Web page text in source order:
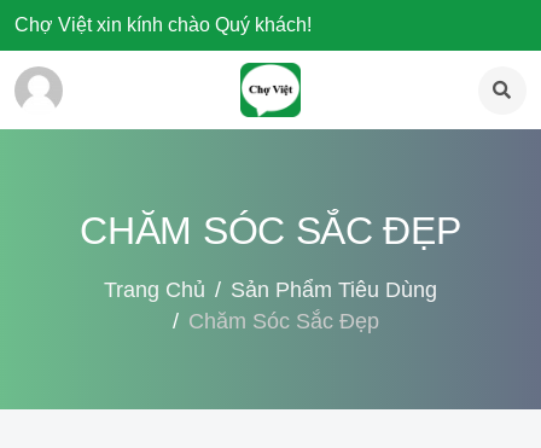
Chợ Việt xin kính chào Quý khách!
CHĂM SÓC SẮC ĐẸP
Trang Chủ
Sản Phẩm Tiêu Dùng
Chăm Sóc Sắc Đẹp